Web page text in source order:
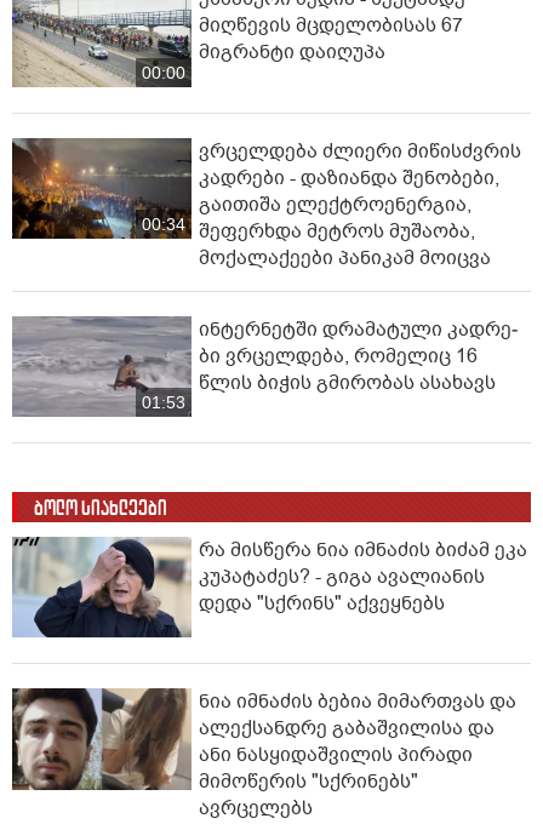
00:00
მიღწევის მცდელობისას 67
მიგრანტი დაიღუპა
00:34
ვრცელდება ძლიერი მიწისძვრის
კადრები - დაზიანდა შენობები,
გაითიშა ელექტროენერგია,
შეფერხდა მეტროს მუშაობა,
მოქალაქეები პანიკამ მოიცვა
01:53
ინ­ტერ­ნეტ­ში დრა­მა­ტუ­ლი კად­რე­
ბი ვრცელდება, რომელიც 16
წლის ბიჭის გმირობას ასახავს
ბოლო სიახლეები
რა მისწერა ნია იმნაძის ბიძამ ეკა
კუპატაძეს? - გიგა ავალიანის
დედა "სქრინს" აქვეყნებს
ნია იმნაძის ბებია მიმართვას და
ალექსანდრე გაბაშვილისა და
ანი ნასყიდაშვილის პირადი
მიმოწერის "სქრინებს"
ავრცელებს